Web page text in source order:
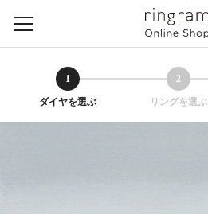
1
ダイヤを選ぶ
2
リングを選ぶ